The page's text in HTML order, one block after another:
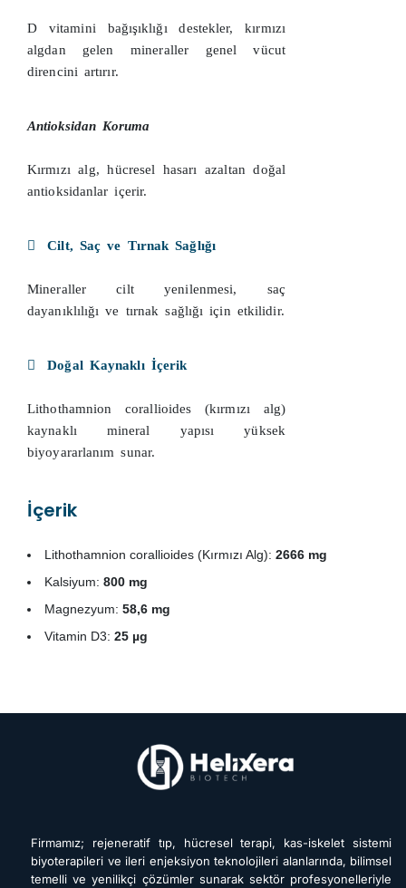
D vitamini bağışıklığı destekler, kırmızı
algdan gelen mineraller genel vücut
direncini artırır.
Antioksidan Koruma
Kırmızı alg, hücresel hasarı azaltan doğal
antioksidanlar içerir.
Cilt, Saç ve Tırnak Sağlığı
Mineraller cilt yenilenmesi, saç
dayanıklılığı ve tırnak sağlığı için etkilidir.
Doğal Kaynaklı İçerik
Lithothamnion corallioides (kırmızı alg)
kaynaklı mineral yapısı yüksek
biyoyararlanım sunar.
İçerik
Lithothamnion corallioides (Kırmızı Alg): 2666 mg
Kalsiyum: 800 mg
Magnezyum: 58,6 mg
Vitamin D3: 25 µg
Firmamız; rejeneratif tıp, hücresel terapi, kas-iskelet sistemi
biyoterapileri ve ileri enjeksiyon teknolojileri alanlarında, bilimsel
temelli ve yenilikçi çözümler sunarak sektör profesyonelleriyle